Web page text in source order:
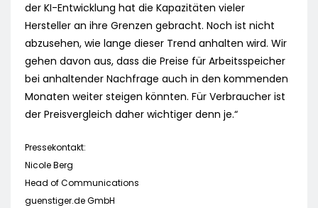
der KI-Entwicklung hat die Kapazitäten vieler
Hersteller an ihre Grenzen gebracht. Noch ist nicht
abzusehen, wie lange dieser Trend anhalten wird. Wir
gehen davon aus, dass die Preise für Arbeitsspeicher
bei anhaltender Nachfrage auch in den kommenden
Monaten weiter steigen könnten. Für Verbraucher ist
der Preisvergleich daher wichtiger denn je.“
Pressekontakt:
Nicole Berg
Head of Communications
guenstiger.de GmbH